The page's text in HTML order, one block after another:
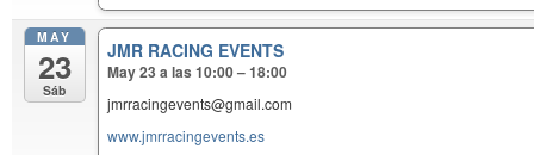
MAY
23
Sáb
JMR RACING EVENTS
May 23 a las 10:00 – 18:00
jmrracingevents@gmail.com
www.jmrracingevents.es